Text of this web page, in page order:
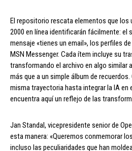
El repositorio rescata elementos que los
2000 en línea identificarán fácilmente: el
mensaje «tienes un email», los perfiles
MSN Messenger. Cada ítem incluye su
transformando el archivo en algo similar
más que a un simple álbum de
misma trayectoria hasta integrar la IA en
encuentra aquí un reflejo de las
Jan Standal, vicepresidente senior de
esta manera: «Queremos conmemorar
incluso las peculiaridades que han